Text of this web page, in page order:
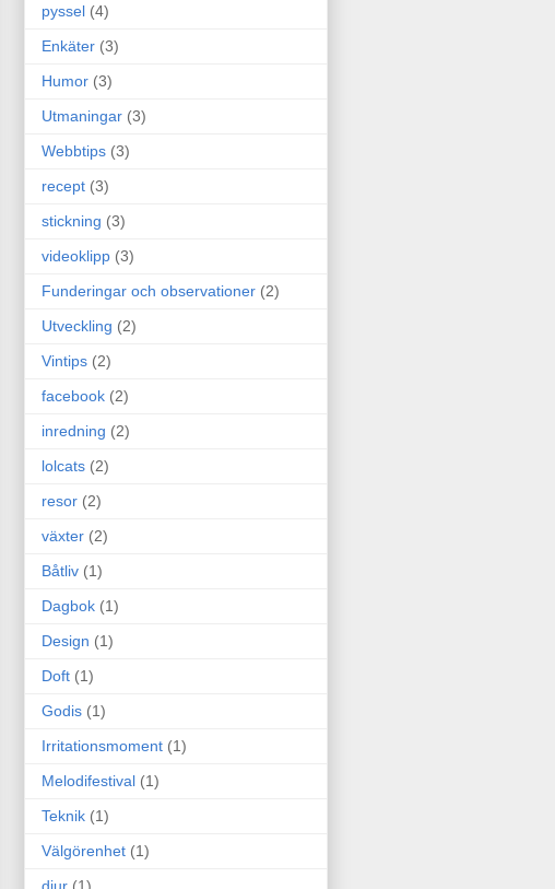
pyssel (4)
Enkäter (3)
Humor (3)
Utmaningar (3)
Webbtips (3)
recept (3)
stickning (3)
videoklipp (3)
Funderingar och observationer (2)
Utveckling (2)
Vintips (2)
facebook (2)
inredning (2)
lolcats (2)
resor (2)
växter (2)
Båtliv (1)
Dagbok (1)
Design (1)
Doft (1)
Godis (1)
Irritationsmoment (1)
Melodifestival (1)
Teknik (1)
Välgörenhet (1)